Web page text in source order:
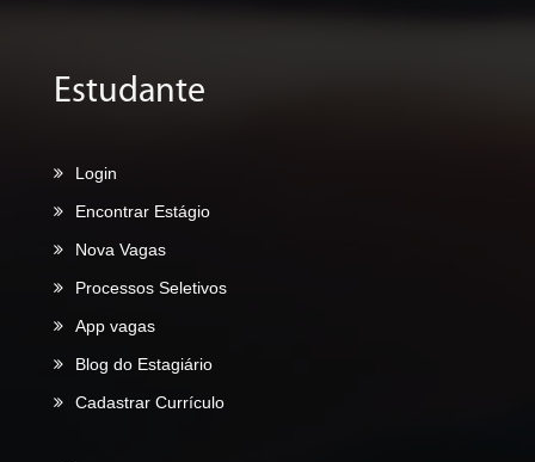
Estudante
Login
Encontrar Estágio
Nova Vagas
Processos Seletivos
App vagas
Blog do Estagiário
Cadastrar Currículo